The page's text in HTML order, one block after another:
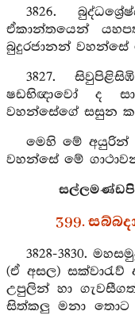
3826.
ඒකාන්තයෙන්
බුදුරජානන්
3827.
ෂඩභිඥාවෝ ද
වහන්සේගේ සසුන
මෙහි මේ
වහන්සේ මේ
399.
3828-3830.
(ඒ අසල)
උපුලින් හා
සිත්කලු මනා තොට